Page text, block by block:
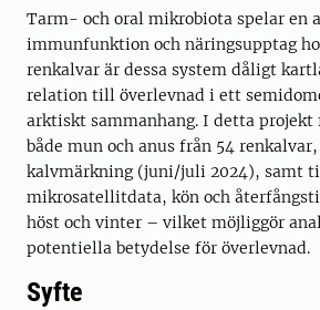
Tarm- och oral mikrobiota spelar en
immunfunktion och näringsupptag
renkalvar är dessa system dåligt
relation till överlevnad i ett
arktiskt sammanhang. I detta
både mun och anus från 54
kalvmärkning (juni/juli 2024), samt
mikrosatellitdata, kön och
höst och vinter – vilket möjliggör
potentiella betydelse för överlevnad.
Syfte